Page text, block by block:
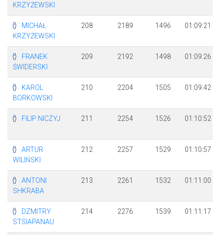
KRZYŻEWSKI
MICHAŁ
KRZYŻEWSKI
208 2189 1496 01:09:21
FRANEK
ŚWIDERSKI
209 2192 1498 01:09:26
KAROL
BORKOWSKI
210 2204 1505 01:09:42
FILIP NICZYJ 211 2254 1526 01:10:52
ARTUR
WILIŃSKI
212 2257 1529 01:10:57
ANTONI
SHKRABA
213 2261 1532 01:11:00
DZMITRY
STSIAPANAU
214 2276 1539 01:11:17